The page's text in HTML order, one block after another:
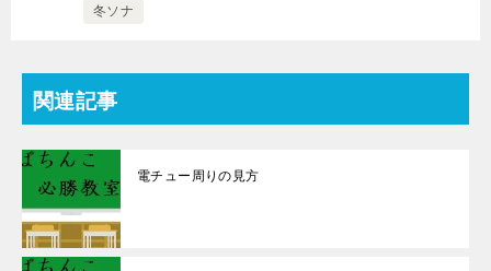
冬ソナ
関連記事
電チュー周りの見方